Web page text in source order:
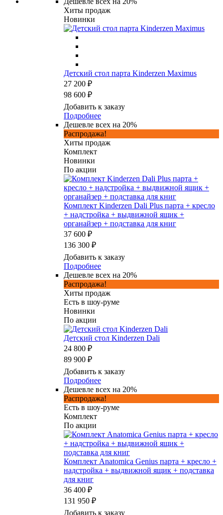
Хиты продаж
Новинки
Детский стол парта Kinderzen Maximus
27 200 ₽
98 600 ₽
Добавить к заказу
Подробнее
Дешевле всех на 20%
Распродажа!
Хиты продаж
Комплект
Новинки
По акции
Комплект Kinderzen Dali Plus парта + кресло
+ надстройка + выдвижной ящик +
органайзер + подставка для книг
37 600 ₽
136 300 ₽
Добавить к заказу
Подробнее
Дешевле всех на 20%
Распродажа!
Хиты продаж
Есть в шоу-руме
Новинки
По акции
Детский стол Kinderzen Dali
24 800 ₽
89 900 ₽
Добавить к заказу
Подробнее
Дешевле всех на 20%
Распродажа!
Есть в шоу-руме
Комплект
По акции
Комплект Anatomica Genius парта + кресло +
надстройка + выдвижной ящик + подставка
для книг
36 400 ₽
131 950 ₽
Добавить к заказу